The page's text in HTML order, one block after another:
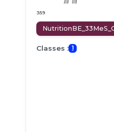
359
Classes : 1